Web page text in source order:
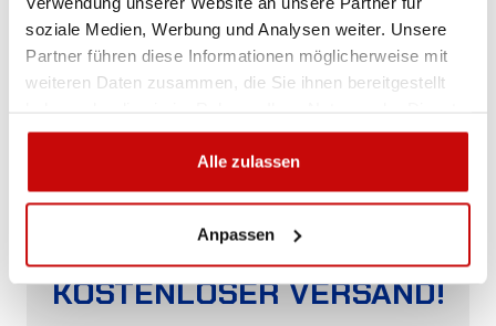
soziale Medien, Werbung und Analysen weiter. Unsere
Partner führen diese Informationen möglicherweise mit
weiteren Daten zusammen, die Sie ihnen bereitgestellt
gesammelt haben.
Alle zulassen
Anpassen
Lichtscheibe für
XCBMV 1611
KOSTENLOSER VERSAND!